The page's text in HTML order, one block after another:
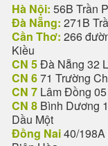
Hà Nội: 56B Trần
Đà Nẵng: 271B
Cần Thơ: 266
Kiều
CN 5Đà Nẵng 32
CN 671 Trường
CN 7 Lâm Đồng
CN 8 Bình Dương
Dầu Một
Đồng Nai40/198A